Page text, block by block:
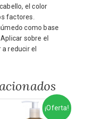
el color
factores.
como base
sobre el
reducir el
¡Oferta!